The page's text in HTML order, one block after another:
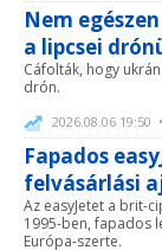
Nem
a lipcsei
Cáfolták, hogy
drón.
2026.08.06
Fapados
felvásárlási
Az easyJetet a brit-
1995-ben, fapados
Európa-szerte.